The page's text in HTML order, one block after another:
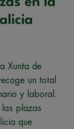
Xunta de
un total
y laboral.
las plazas
que